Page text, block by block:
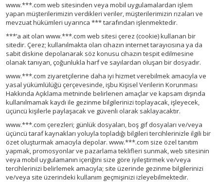
www.***.com web sitesinden veya mobil uygulamalardan işlem
yapan müşterilerimizin verdikleri veriler, müşterilerimizin rızaları ve
mevzuat hükümleri uyarınca *** tarafından işlenmektedir.
***’a ait olan www.***.com web sitesi çerez (cookie) kullanan bir
sitedir. Çerez; kullanılmakta olan cihazın internet tarayıcısına ya da
sabit diskine depolanarak söz konusu cihazın tespit edilmesine
olanak tanıyan, çoğunlukla harf ve sayılardan oluşan bir dosyadır.
www.***.com ziyaretçilerine daha iyi hizmet verebilmek amacıyla ve
yasal yükümlülüğü çerçevesinde, işbu Kişisel Verilerin Korunması
Hakkında Açıklama metninde belirlenen amaçlar ve kapsam dışında
kullanılmamak kaydı ile gezinme bilgilerinizi toplayacak, işleyecek,
üçüncü kişilerle paylaşacak ve güvenli olarak saklayacaktır.
www.***.com çerezleri; günlük dosyaları, boş gif dosyaları ve/veya
üçüncü taraf kaynakları yoluyla topladığı bilgileri tercihlerinizle ilgili bir
özet oluşturmak amacıyla depolar. www.***.com size özel tanıtım
yapmak, promosyonlar ve pazarlama teklifleri sunmak, web sitesinin
veya mobil uygulamanın içeriğini size göre iyileştirmek ve/veya
tercihlerinizi belirlemek amacıyla; site üzerinde gezinme bilgilerinizi
ve/veya site üzerindeki kullanım geçmişinizi izleyebilmektedir.